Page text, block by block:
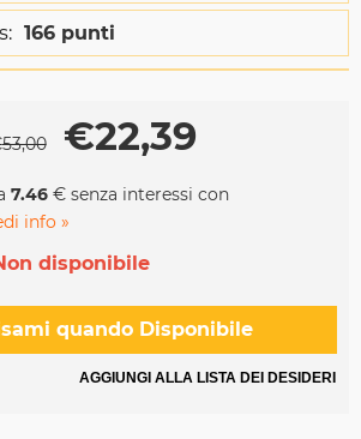
166 punti
53,00 €22,39
7.46 € senza interessi con
info »
disponibile
quando Disponibile
AGGIUNGI ALLA LISTA DEI DESIDERI